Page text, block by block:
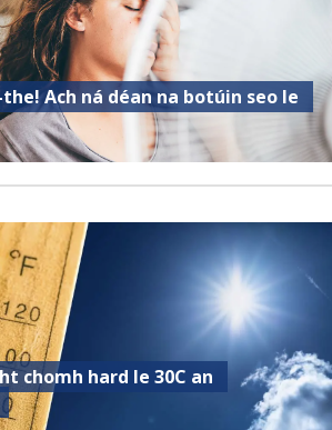
Ach ná déan na botúin seo le
chomh hard le 30C an